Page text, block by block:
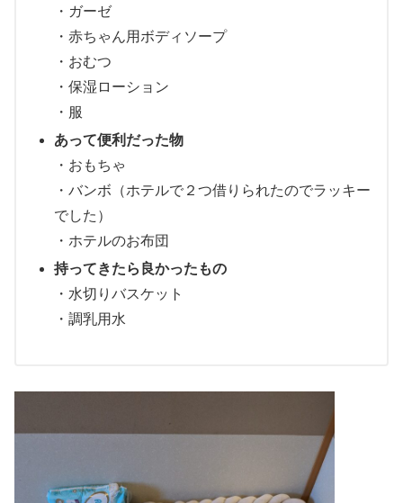
・ガーゼ
・赤ちゃん用ボディソープ
・おむつ
・保湿ローション
・服
あって便利だった物
・おもちゃ
・バンボ（ホテルで２つ借りられたのでラッキー
でした）
・ホテルのお布団
持ってきたら良かったもの
・水切りバスケット
・調乳用水